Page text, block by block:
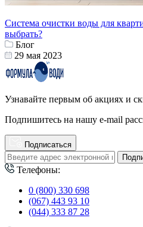
Система очистки воды для
выбрать?
Блог
29 мая 2023
Узнавайте первым об акциях и
Подпишитесь на нашу e-mail
Подписаться
Телефоны:
0 (800) 330 698
(067) 443 93 10
(044) 333 87 28